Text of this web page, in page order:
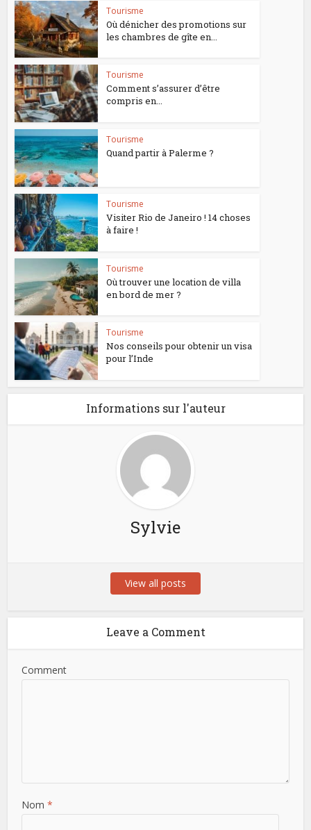
Tourisme
Où dénicher des promotions sur
les chambres de gîte en...
Tourisme
Comment s’assurer d’être
compris en...
Tourisme
Quand partir à Palerme ?
Tourisme
Visiter Rio de Janeiro ! 14 choses
à faire !
Tourisme
Où trouver une location de villa
en bord de mer ?
Tourisme
Nos conseils pour obtenir un visa
pour l’Inde
Informations sur l'auteur
Sylvie
View all posts
Leave a Comment
Comment
Nom*